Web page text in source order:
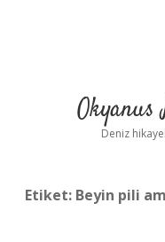
Deniz
Etiket: Beyin pili